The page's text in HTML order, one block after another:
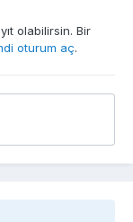
olabilirsin. Bir
oturum aç.